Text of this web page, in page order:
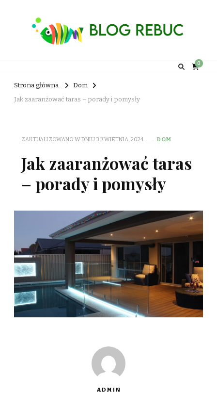
0
Strona główna
Dom
Jak zaaranżować taras – porady i pomysły
ZAKTUALIZOWANO W DNIU 3 KWIETNIA, 2024 DOM
Jak zaaranżować taras
– porady i pomysły
ADMIN